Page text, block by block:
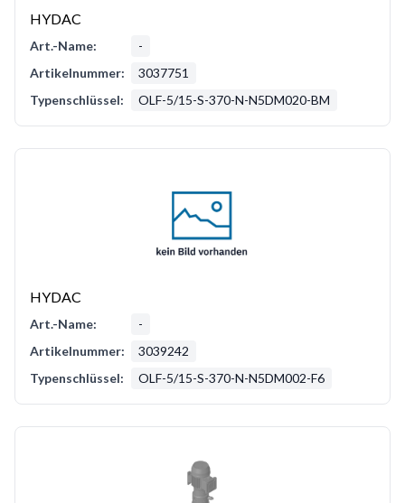
HYDAC
Art.-Name:
-
Artikelnummer:
3037751
Typenschlüssel:
OLF-5/15-S-370-N-N5DM020-BM
HYDAC
Art.-Name:
-
Artikelnummer:
3039242
Typenschlüssel:
OLF-5/15-S-370-N-N5DM002-F6